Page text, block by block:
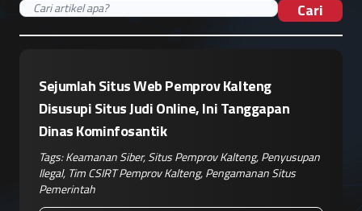
Cari
Sejumlah Situs Web Pemprov Kalteng
Disusupi Situs Judi Online, Ini Tanggapan
Dinas Kominfosantik
Tags:Keamanan Siber,Situs Pemprov Kalteng,Penyusupan
Ilegal, Tim CSIRT Pemprov Kalteng,Pengamanan Situs
Pemerintah